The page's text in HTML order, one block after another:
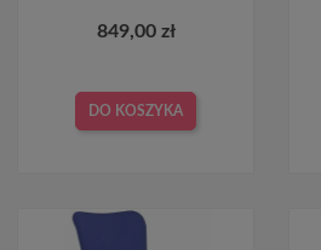
849,00 zł
DO KOSZYKA